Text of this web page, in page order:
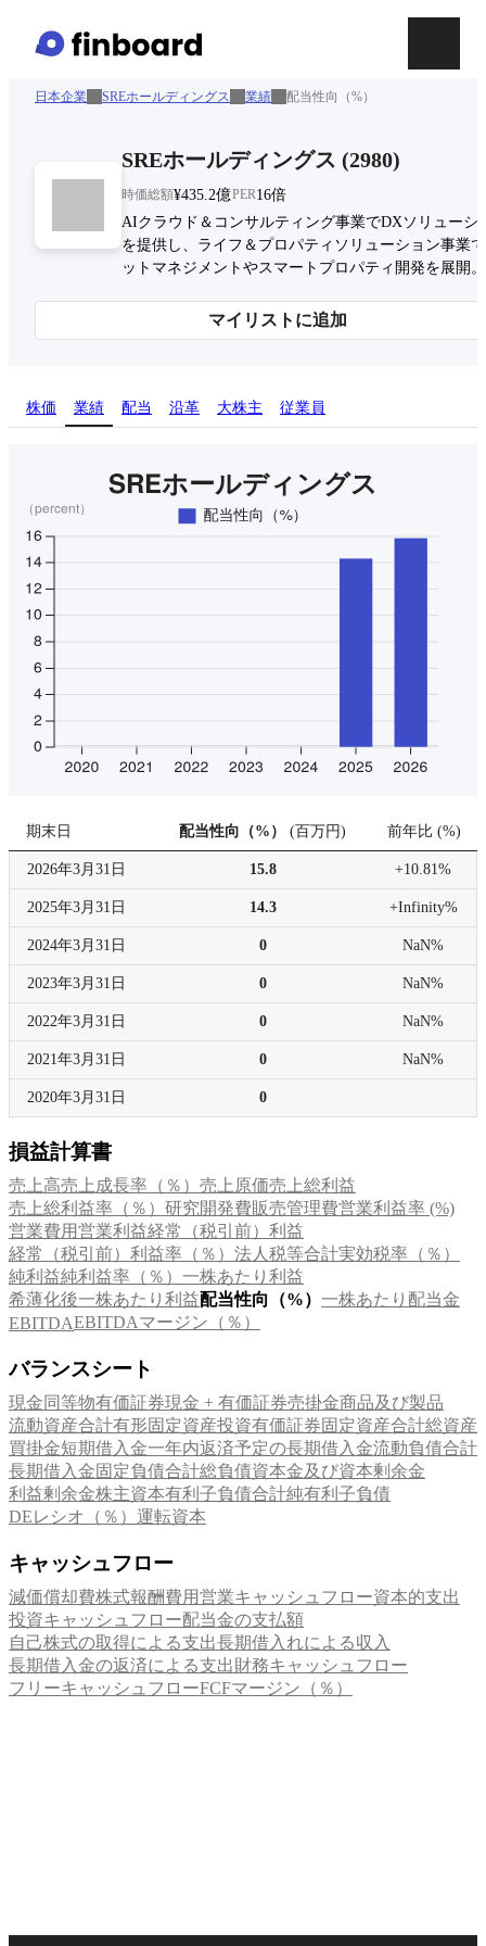
日本企業 SREホールディングス 業績 配当性向（%）
SREホールディングス (2980)
時価総額¥435.2億PER16倍
AIクラウド＆コンサルティング事業でDXソリューシ
を提供し、ライフ＆プロパティソリューション事業
ットマネジメントやスマートプロパティ開発を展開。
マイリストに追加
株価 業績 配当 沿革 大株主 従業員
期末日 配当性向（%） (百万円) 前年比 (%)
2026年3月31日 15.8 +10.81%
2025年3月31日 14.3 +Infinity%
2024年3月31日 0 NaN%
2023年3月31日 0 NaN%
2022年3月31日 0 NaN%
2021年3月31日 0 NaN%
2020年3月31日 0
損益計算書
売上高売上成長率（％） 売上原価売上総利益
売上総利益率（％） 研究開発費販売管理費営業利益率 (%)
営業費用営業利益経常（税引前）利益
経常（税引前）利益率（％） 法人税等合計実効税率（％）
純利益純利益率（％） 一株あたり利益
希薄化後一株あたり利益配当性向（%） 一株あたり配当金
EBITDAEBITDAマージン（％）
バランスシート
現金同等物有価証券現金 + 有価証券売掛金商品及び製品
流動資産合計有形固定資産投資有価証券固定資産合計総資産
買掛金短期借入金一年内返済予定の長期借入金流動負債合計
長期借入金固定負債合計総負債資本金及び資本剰余金
利益剰余金株主資本有利子負債合計純有利子負債
DEレシオ（％） 運転資本
キャッシュフロー
減価償却費株式報酬費用営業キャッシュフロー資本的支出
投資キャッシュフロー配当金の支払額
自己株式の取得による支出長期借入れによる収入
長期借入金の返済による支出財務キャッシュフロー
フリーキャッシュフローFCFマージン（％）